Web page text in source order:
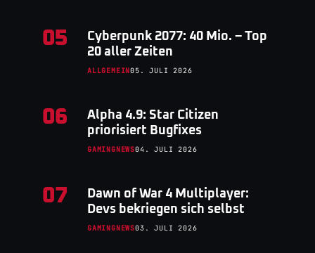
05
Cyberpunk 2077: 40 Mio. – Top
20 aller Zeiten
ALLGEMEIN05. JULI 2026
06
Alpha 4.9: Star Citizen
priorisiert Bugfixes
GAMINGNEWS04. JULI 2026
07
Dawn of War 4 Multiplayer:
Devs bekriegen sich selbst
GAMINGNEWS03. JULI 2026